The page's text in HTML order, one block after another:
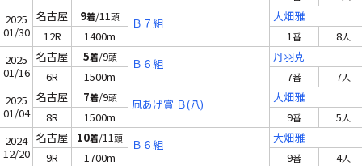
2025
01/30
名古屋 9着/11頭 Ｂ７組
大畑雅
12R
1400m 1番 8人
2025
01/16
名古屋 5着/9頭 Ｂ６組
丹羽克
6R
1500m 7番 7人
2025
01/04
名古屋 7着/9頭 凧あげ賞 Ｂ(八)
大畑雅
8R
1500m 9番 5人
2024
12/20
名古屋 10着/11頭 Ｂ６組
大畑雅
9R
1700m 9番 4人